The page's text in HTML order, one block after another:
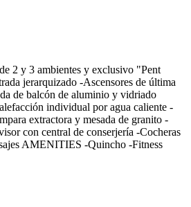
2 y 3 ambientes y exclusivo "Pent
jerarquizado -Ascensores de última
de balcón de aluminio y vidriado
individual por agua caliente -
extractora y mesada de granito -
con central de conserjería -Cocheras
AMENITIES -Quincho -Fitness